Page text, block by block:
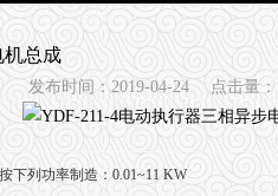
机总成
发布时间：2019-04-24 点击量：
下列功率制造：0.01~11 KW